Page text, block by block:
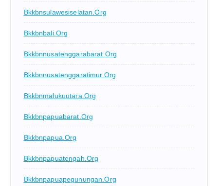
Bkkbnsulawesiselatan.org
Bkkbnbali.org
Bkkbnnusatenggarabarat.org
Bkkbnnusatenggaratimur.org
Bkkbnmalukuutara.org
Bkkbnpapuabarat.org
Bkkbnpapua.org
Bkkbnpapuatengah.org
Bkkbnpapuapegunungan.org